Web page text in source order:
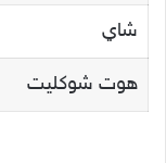
شاي
هوت شوكليت